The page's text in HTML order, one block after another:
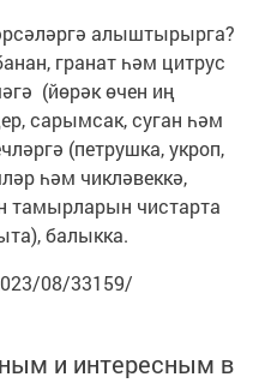
алыштырырга?
гранат һәм цитрус
(йөрәк өчен иң
сарымсак, суган һәм
(петрушка, укроп,
һәм чикләвеккә,
тамырларын чистарта
балыкка.
08/33159/
и интересным в